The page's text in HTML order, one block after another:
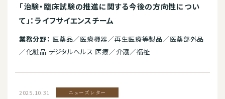
「治験・臨床試験の推進に関する今後の方向性につい
て」：ライフサイエンスチーム
業務分野： 医薬品／医療機器／再生医療等製品／医薬部外品
／化粧品 デジタルヘルス 医療／介護／福祉
2025.10.31 ニューズレター